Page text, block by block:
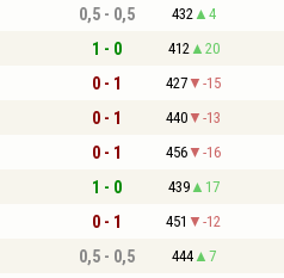
0,5 - 0,5 432 4
1 - 0 412 20
0 - 1 427 -15
0 - 1 440 -13
0 - 1 456 -16
1 - 0 439 17
0 - 1 451 -12
0,5 - 0,5 444 7